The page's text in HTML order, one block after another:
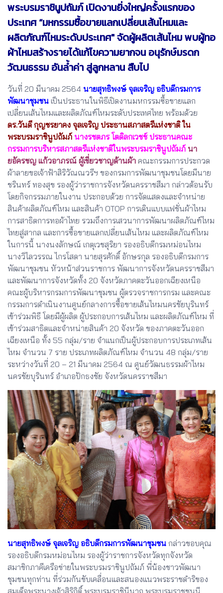
พระบรมราชินูปถัมภ์ เปิดงานยิ่งใหญ่ครั้งแรกของ
ประเทศ “มหกรรมซื้อขายแลกเปลี่ยนเส้นไหมและ
ผลิตภัณฑ์ไหมระดับประเทศ" จัดผู้ผลิตเส้นไหม พบผู้ทอ
ผ้าไหมสร้างรายได้แก้ไขความยากจน อนุรักษ์มรดก
วัฒนธรรม อันล้ำค่า สู่ลูกหลาน สืบไป
วันที่ 20 มีนาคม 2564 นายสุทธิพงษ์ จุลเจริญ อธิบดีกรมการ
พัฒนาชุมชน เป็นประธานในพิธีเปิดงานมหกรรมซื้อขายแลก
เปลี่ยนเส้นไหมและผลิตภัณฑ์ไหมระดับประเทศไทย พร้อมด้วย
ดร.วันดี กุญชรยาคง จุลเจริญ ประธานสภาสตรีแห่งชาติ ใน
พระบรมราชินูปถัมภ์ นางรชตภร โตดิลกเวชช์ ประธานคณะ
กรรมการบริหารสภาสตรีแห่งชาติในพระบรมราชินูปถัมภ์ นา
ยอัครชญ แก้วอาภรณ์ ผู้เชี่ยวชาญด้านผ้า คณะกรรมการประกวด
ผ้าลายขอเจ้าฟ้าสิริวัณณวรีฯ ของกรมการพัฒนาชุมชนโดยมีนาย
ชรินทร์ ทองสุข รองผู้ว่าราชการจังหวัดนครราชสีมา กล่าวต้อนรับ
โดยกิจกรรมภายในงาน ประกอบด้วย การจัดแสดงและจำหน่าย
สินค้าผลิตภัณฑ์ไหม และสินค้า OTOP การเดินแบบแฟชั่นผ้าไหม
การสาธิตการทอผ้าไทย รวมถึงการเสวนาการพัฒนาผลิตภัณฑ์ไหม
ไทยสู่สากล และการซื้อขายแลกเปลี่ยนเส้นไหม และผลิตภัณฑ์ไหม
ในการนี้ นางนงลักษณ์ เกตุเวชสุริยา รองอธิบดีกรมหม่อนไหม
นางวิไลวรรณ ไกรโสดา นายสุรศักดิ์ อักษรกุล รองอธิบดีกรมการ
พัฒนาชุมชน หัวหน้าส่วนราชการ พัฒนาการจังหวัดนครราชสีมา
และพัฒนาการจังหวัดทั้ง 20 จังหวัดภาคตะวันออกเฉียงเหนือ
คณะผู้บริหารกรมการพัฒนาชุมชน ผู้ตรวจราชการกรม และคณะ
กรรมการดำเนินงานศูนย์กลางการซื้อขายเส้นไหมนครชัยบุรินทร์
เข้าร่วมพิธี โดยมีผู้ผลิต ผู้ประกอบการเส้นไหม และผลิตภัณฑ์ไหม ที่
เข้าร่วมสาธิตและจำหน่ายสินค้า 20 จังหวัด ของภาคตะวันออก
เฉียงเหนือ ทั้ง 55 กลุ่ม/ราย จำแนกเป็นผู้ประกอบการประเภทเส้น
ไหม จำนวน 7 ราย ประเภทผลิตภัณฑ์ไหม จำนวน 48 กลุ่ม/ราย
ระหว่างวันที่ 20 – 21 มีนาคม 2564 ณ ศูนย์วัฒนธรรมผ้าไหม
นครชัยบุรินทร์ อำเภอปักธงชัย จังหวัดนครราชสีมา
นายสุทธิพงษ์ จุลเจริญ อธิบดีกรมการพัฒนาชุมชน กล่าวขอบคุณ
รองอธิบดีกรมหม่อนไหม รองผู้ว่าราชการจังหวัดทุกจังหวัด
สมาชิกภาคีเครือข่ายในพระบรมราชินูปถัมภ์ พี่น้องชาวพัฒนา
ชุมชนทุกท่าน ที่ร่วมกันขับเคลื่อนและสนองแนวพระราชดำริของ
สมเด็จพระนางเจ้าสิริกิติ์ พระบรมราชินีนาถ พระบรมราชชนนี